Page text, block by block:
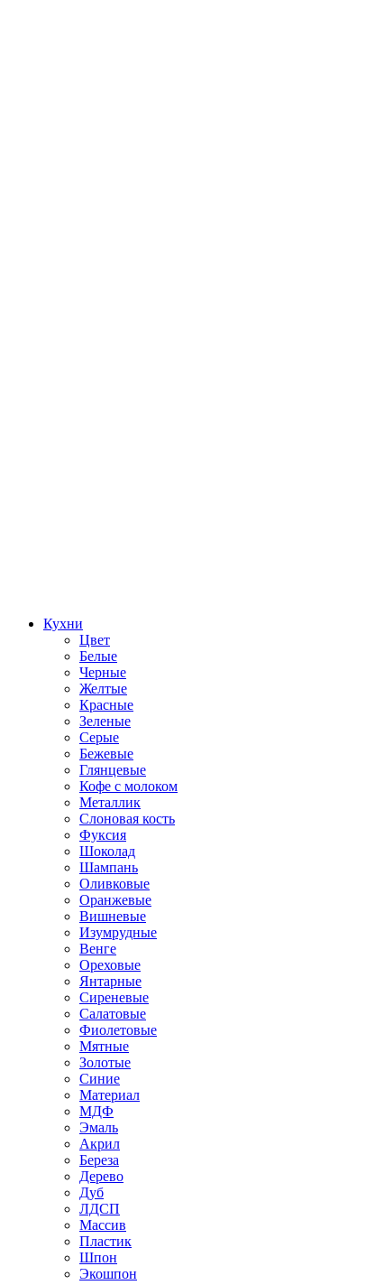
Кухни
Цвет
Белые
Черные
Желтые
Красные
Зеленые
Серые
Бежевые
Глянцевые
Кофе с молоком
Металлик
Слоновая кость
Фуксия
Шоколад
Шампань
Оливковые
Оранжевые
Вишневые
Изумрудные
Венге
Ореховые
Янтарные
Сиреневые
Салатовые
Фиолетовые
Мятные
Золотые
Синие
Материал
МДФ
Эмаль
Акрил
Береза
Дерево
Дуб
ЛДСП
Массив
Пластик
Шпон
Экошпон